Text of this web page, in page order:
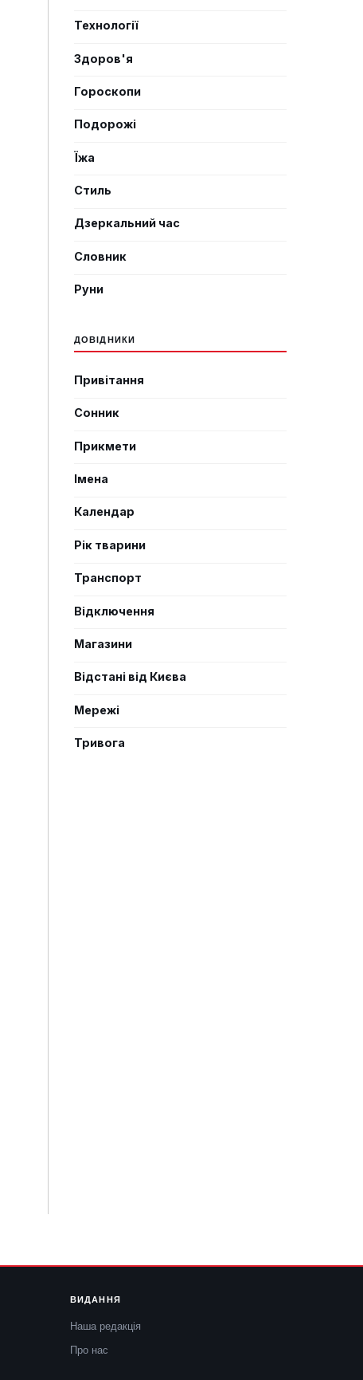
Технології
Здоров'я
Гороскопи
Подорожі
Їжа
Стиль
Дзеркальний час
Словник
Руни
ДОВІДНИКИ
Привітання
Сонник
Прикмети
Імена
Календар
Рік тварини
Транспорт
Відключення
Магазини
Відстані від Києва
Мережі
Тривога
ВИДАННЯ
Наша редакція
Про нас